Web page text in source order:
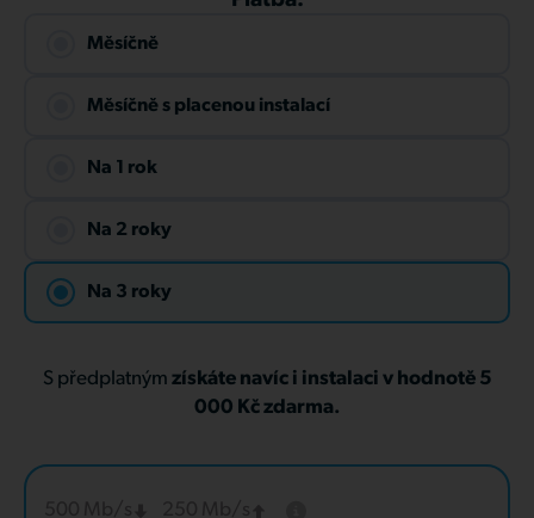
Měsíčně
Měsíčně s placenou instalací
Na 1 rok
Na 2 roky
Na 3 roky
S předplatným získáte navíc i instalaci v hodnotě 5
000 Kč zdarma.